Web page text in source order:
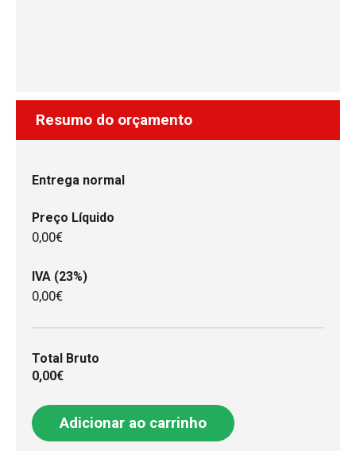
Resumo do orçamento
Entrega normal
Preço Líquido
0,00€
IVA (23%)
0,00€
Total Bruto
0,00€
Adicionar ao carrinho